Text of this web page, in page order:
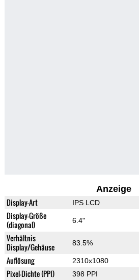
Anzeige
Display-Art IPS LCD
Display-Größe
(diagonal)
6.4"
Verhältnis
Display/Gehäuse
83.5%
Auflösung 2310x1080
Pixel-Dichte (PPI) 398 PPI